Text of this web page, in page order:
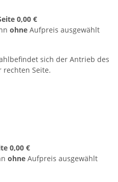
0,00 €
ohneAufpreis ausgewählt
sich der Antrieb des
rechten Seite.
0,00 €
ohneAufpreis ausgewählt